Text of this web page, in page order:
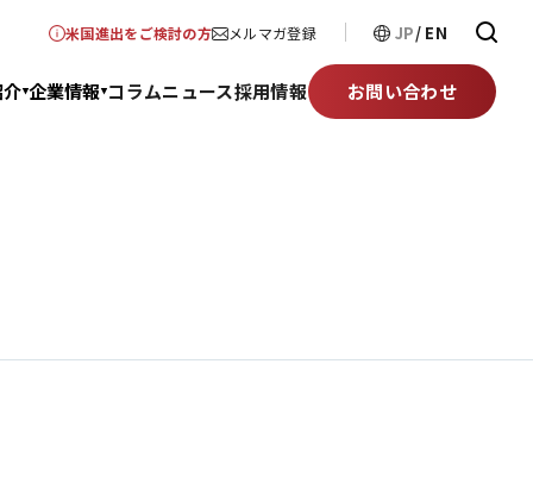
米国進出をご検討の方 メルマガ登録 JP EN
企業情報 コラムニュース採用情報 お問い合わせ